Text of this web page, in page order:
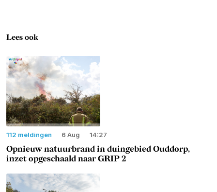
Lees ook
112 meldingen 6 Aug 14:27
Opnieuw natuurbrand in duingebied Ouddorp,
inzet opgeschaald naar GRIP 2